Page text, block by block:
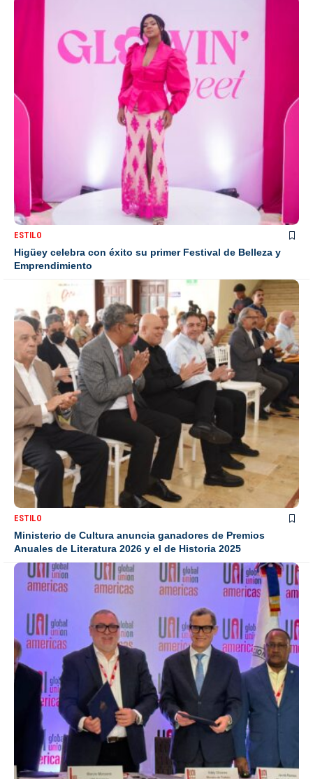
ESTILO
Higüey celebra con éxito su primer Festival de Belleza y
Emprendimiento
ESTILO
Ministerio de Cultura anuncia ganadores de Premios
Anuales de Literatura 2026 y el de Historia 2025